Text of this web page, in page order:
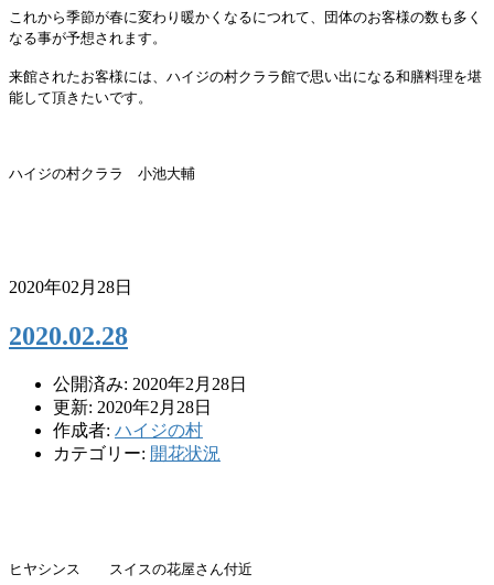
これから季節が春に変わり暖かくなるにつれて、団体のお客様の数も多く
なる事が予想されます。
来館されたお客様には、ハイジの村クララ館で思い出になる和膳料理を堪
能して頂きたいです。
ハイジの村クララ 小池大輔
2020年02月28日
2020.02.28
公開済み: 2020年2月28日
更新: 2020年2月28日
作成者: ハイジの村
カテゴリー: 開花状況
ヒヤシンス スイスの花屋さん付近